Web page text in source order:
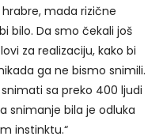
mada rizične
bilo. Da smo čekali još
za realizaciju, kako bi
ga ne bismo snimili.
sa preko 400 ljudi
snimanje bila je odluka
instinktu.“